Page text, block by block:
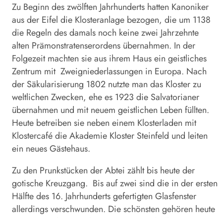
Zu Beginn des zwölften Jahrhunderts hatten Kanoniker
aus der Eifel die Klosteranlage bezogen, die um 1138
die Regeln des damals noch keine zwei Jahrzehnte
alten Prämonstratenserordens übernahmen. In der
Folgezeit machten sie aus ihrem Haus ein geistliches
Zentrum mit Zweigniederlassungen in Europa. Nach
der Säkularisierung 1802 nutzte man das Kloster zu
weltlichen Zwecken, ehe es 1923 die Salvato­rianer
übernahmen und mit neuem geistlichen Leben füllten.
Heute betreiben sie neben einem Klosterladen mit
Klostercafé die Akademie Kloster Steinfeld und leiten
ein neues Gästehaus.
Zu den Prunkstücken der Abtei zählt bis heute der
gotische Kreuzgang. Bis auf zwei sind die in der ersten
Hälfte des 16. Jahrhunderts gefertigten Glasfenster
allerdings verschwunden. Die schönsten gehören heute